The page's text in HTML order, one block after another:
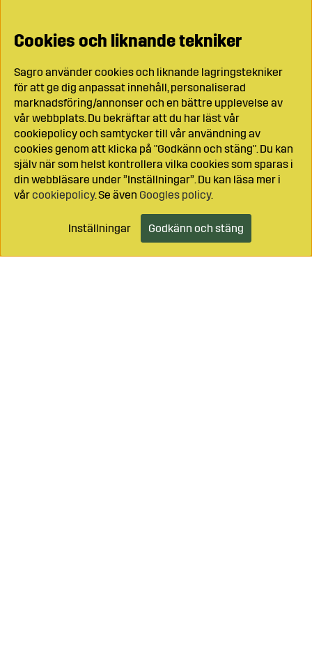
Lägg i kundvagnen
Cookies och liknande tekniker
Sagro använder cookies och liknande lagringstekniker
för att ge dig anpassat innehåll, personaliserad
marknadsföring/annonser och en bättre upplevelse av
vår webbplats. Du bekräftar att du har läst vår
cookiepolicy och samtycker till vår användning av
cookies genom att klicka på "Godkänn och stäng". Du kan
själv när som helst kontrollera vilka cookies som sparas i
din webbläsare under ”Inställningar”. Du kan läsa mer i
vårcookiepolicy. Se även Googles policy.
Inställningar Godkänn och stäng